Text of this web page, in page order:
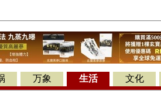
万象 生活 文化